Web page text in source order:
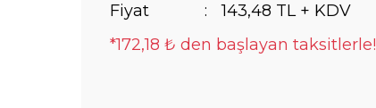
Fiyat
143,48 TL + KDV
*172,18 ₺ den başlayan taksitlerle!